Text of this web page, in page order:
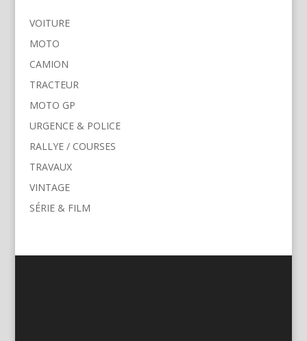
VOITURE
MOTO
CAMION
TRACTEUR
MOTO GP
URGENCE & POLICE
RALLYE / COURSES
TRAVAUX
VINTAGE
SÉRIE & FILM